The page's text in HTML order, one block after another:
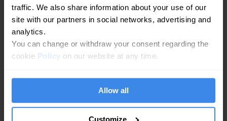
traffic. We also share information about your use of our
site with our partners in social networks, advertising and
analytics.
You can change or withdraw your consent regarding the
cookie Policy on our website at any time.
Allow all
Customize
Precisa de escrever rapidamente? Experimente as
ferramentas IA do Getpin concebidas para clareza e
velocidade. Introduza palavras-chave, tom ou número de
palavras — o sistema prepara um rascunho pronto a editar.